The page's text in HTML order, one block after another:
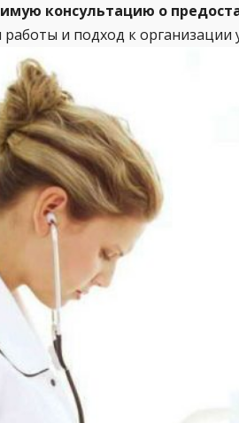
консультацию о
и подход к организации